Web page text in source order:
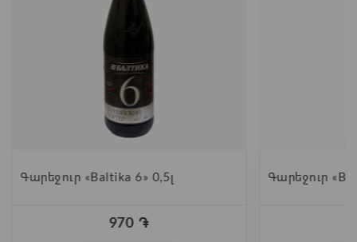
Գարեջուր «Baltika 6» 0,5լ
970 ֏
Գարեջուր